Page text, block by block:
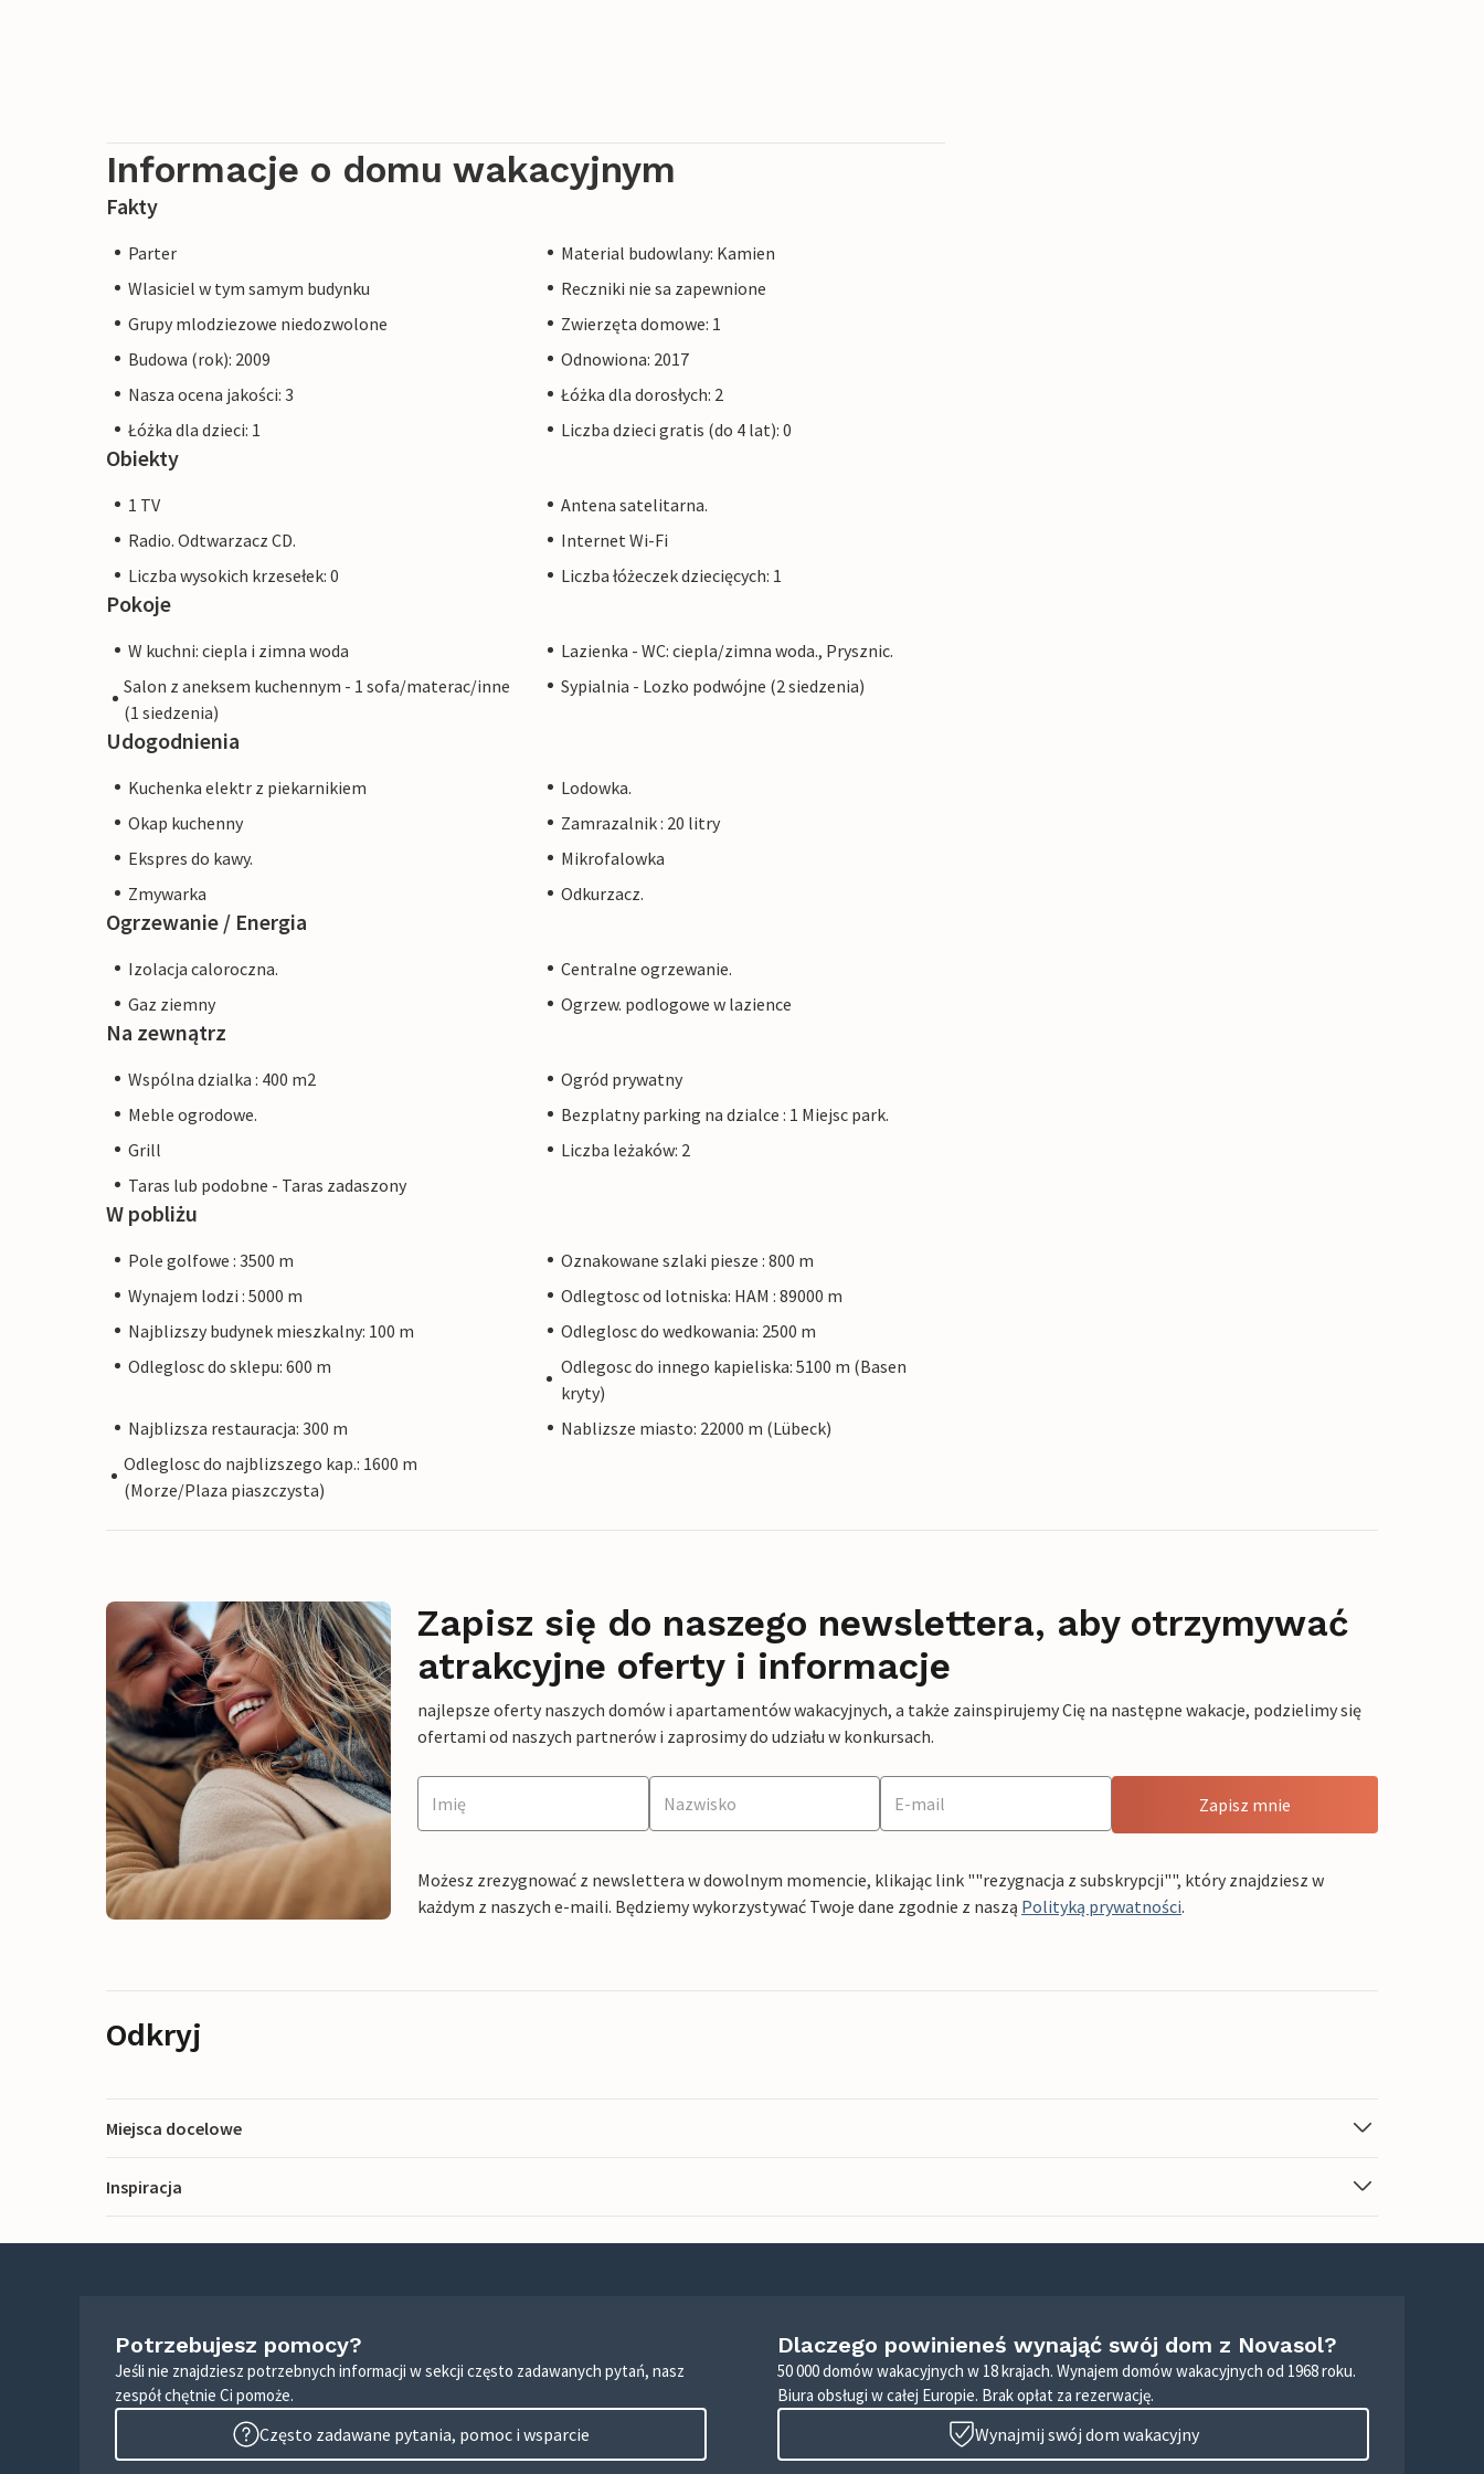
Informacje o domu wakacyjnym
Fakty
Parter
Material budowlany: Kamien
Wlasiciel w tym samym budynku
Reczniki nie sa zapewnione
Grupy mlodziezowe niedozwolone
Zwierzęta domowe: 1
Budowa (rok): 2009
Odnowiona: 2017
Nasza ocena jakości: 3
Łóżka dla dorosłych: 2
Łóżka dla dzieci: 1
Liczba dzieci gratis (do 4 lat): 0
Obiekty
1 TV
Antena satelitarna.
Radio. Odtwarzacz CD.
Internet Wi-Fi
Liczba wysokich krzesełek: 0
Liczba łóżeczek dziecięcych: 1
Pokoje
W kuchni: ciepla i zimna woda
Lazienka - WC: ciepla/zimna woda., Prysznic.
Salon z aneksem kuchennym - 1 sofa/materac/inne
(1 siedzenia)
Sypialnia - Lozko podwójne (2 siedzenia)
Udogodnienia
Kuchenka elektr z piekarnikiem
Lodowka.
Okap kuchenny
Zamrazalnik : 20 litry
Ekspres do kawy.
Mikrofalowka
Zmywarka
Odkurzacz.
Ogrzewanie / Energia
Izolacja caloroczna.
Centralne ogrzewanie.
Gaz ziemny
Ogrzew. podlogowe w lazience
Na zewnątrz
Wspólna dzialka : 400 m2
Ogród prywatny
Meble ogrodowe.
Bezplatny parking na dzialce : 1 Miejsc park.
Grill
Liczba leżaków: 2
Taras lub podobne - Taras zadaszony
W pobliżu
Pole golfowe : 3500 m
Oznakowane szlaki piesze : 800 m
Wynajem lodzi : 5000 m
Odlegtosc od lotniska: HAM : 89000 m
Najblizszy budynek mieszkalny: 100 m
Odleglosc do wedkowania: 2500 m
Odleglosc do sklepu: 600 m
Odlegosc do innego kapieliska: 5100 m (Basen
kryty)
Najblizsza restauracja: 300 m
Nablizsze miasto: 22000 m (Lübeck)
Odleglosc do najblizszego kap.: 1600 m
(Morze/Plaza piaszczysta)
Zapisz się do naszego newslettera, aby otrzymywać
atrakcyjne oferty i informacje
najlepsze oferty naszych domów i apartamentów wakacyjnych, a także zainspirujemy Cię na następne wakacje, podzielimy się
ofertami od naszych partnerów i zaprosimy do udziału w konkursach.
Zapisz mnie
Możesz zrezygnować z newslettera w dowolnym momencie, klikając link ""rezygnacja z subskrypcji"", który znajdziesz w
każdym z naszych e-maili. Będziemy wykorzystywać Twoje dane zgodnie z naszą Polityką prywatności.
Odkryj
Miejsca docelowe
Inspiracja
Potrzebujesz pomocy?
Jeśli nie znajdziesz potrzebnych informacji w sekcji często zadawanych pytań, nasz
zespół chętnie Ci pomoże.
Często zadawane pytania, pomoc i wsparcie
Dlaczego powinieneś wynająć swój dom z Novasol?
50 000 domów wakacyjnych w 18 krajach. Wynajem domów wakacyjnych od 1968 roku.
Biura obsługi w całej Europie. Brak opłat za rezerwację.
Wynajmij swój dom wakacyjny